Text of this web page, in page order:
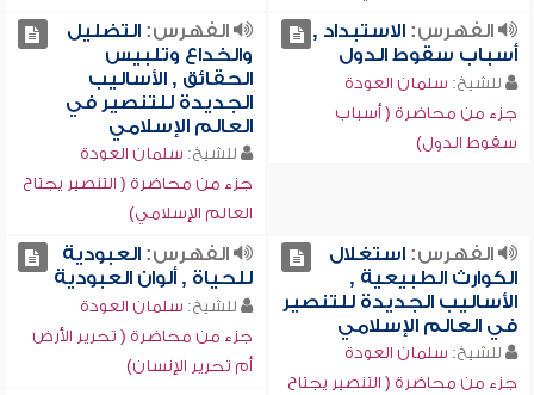
الفهرس:الاستبداد ,
أسباب سقوط الدول
للشيخ: سلمان العودة
جزء من محاضرة ( أسباب
سقوط الدول)
الفهرس:التضليل
والخداع وتلبيس
الحقائق , الأساليب
الجديدة للتنصير في
العالم الإسلامي
للشيخ: سلمان العودة
جزء من محاضرة ( التنصير يجتاح
العالم الإسلامي)
الفهرس:استغلال
الكوارث الطبيعية ,
الأساليب الجديدة للتنصير
في العالم الإسلامي
للشيخ: سلمان العودة
جزء من محاضرة ( التنصير يجتاح
الفهرس:العبودية
للحياة , ألوان العبودية
للشيخ: سلمان العودة
جزء من محاضرة ( تحرير الأرض
أم تحرير الإنسان)